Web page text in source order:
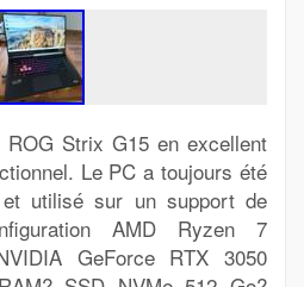
Strix G15 en excellent
Le PC a toujours été
utilisé sur un support de
AMD Ryzen 7
GeForce RTX 3050